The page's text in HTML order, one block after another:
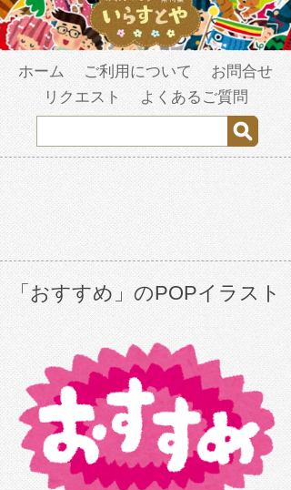
ホーム ご利用について
お問合せ
リクエスト
よくあるご質問
「おすすめ」のPOPイラスト